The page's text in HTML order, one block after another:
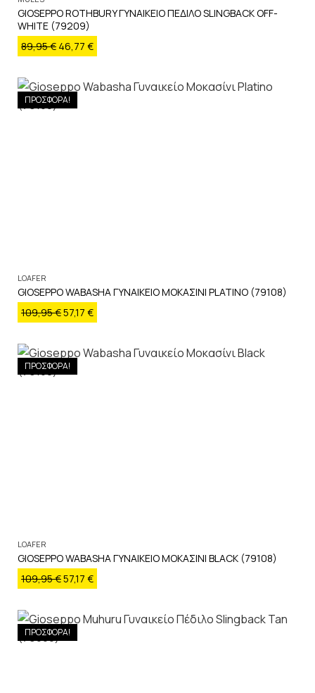
GIOSEPPO ROTHBURY ΓΥΝΑΙΚΕΙΟ ΠΕΔΙΛΟ SLINGBACK OFF-
WHITE (79209)
89,95€ 46,77 €
ΠΡΟΣΦΟΡΑ!
LOAFER
GIOSEPPO WABASHA ΓΥΝΑΙΚΕΙΟ ΜΟΚΑΣΙΝΙ PLATINO (79108)
109,95€57,17 €
ΠΡΟΣΦΟΡΑ!
LOAFER
GIOSEPPO WABASHA ΓΥΝΑΙΚΕΙΟ ΜΟΚΑΣΙΝΙ BLACK (79108)
109,95€57,17 €
ΠΡΟΣΦΟΡΑ!